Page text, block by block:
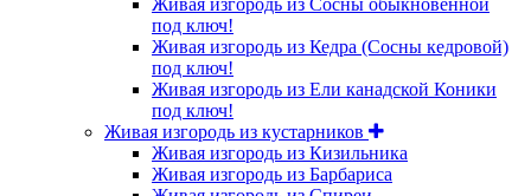
под ключ!
Живая изгородь из Кедра (Сосны кедровой)
под ключ!
Живая изгородь из Ели канадской Коники
под ключ!
Живая изгородь из кустарников
Живая изгородь из Кизильника
Живая изгородь из Барбариса